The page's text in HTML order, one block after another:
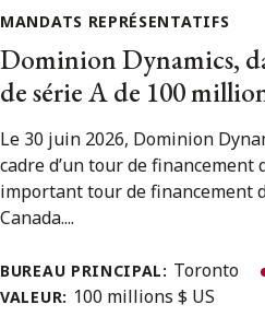
MANDATS REPRÉSENTATIFS
Dominion Dynamics,
de série A de 100
Le 30 juin 2026, Dominion
cadre d’un tour de
important tour de financement
Canada....
BUREAU PRINCIPAL: Toronto
VALEUR: 100 millions $ US